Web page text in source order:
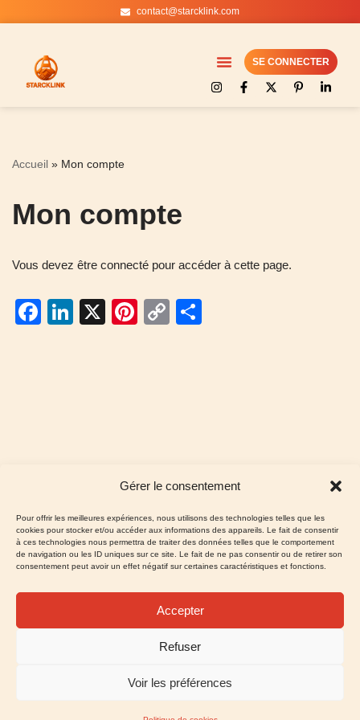
Gérer le consentement
Pour offrir les meilleures expériences, nous utilisons des technologies telles que les
cookies pour stocker et/ou accéder aux informations des appareils. Le fait de consentir
à ces technologies nous permettra de traiter des données telles que le comportement
de navigation ou les ID uniques sur ce site. Le fait de ne pas consentir ou de retirer son
consentement peut avoir un effet négatif sur certaines caractéristiques et fonctions.
Accepter
Refuser
Voir les préférences
contenu
contact@starcklink.com
SE CONNECTER
Accueil » Mon compte
Mon compte
Vous devez être connecté pour accéder à cette page.
Facebook
LinkedIn
X Pinterest
Copy
Politique de confidentialitéPolitique de cookies